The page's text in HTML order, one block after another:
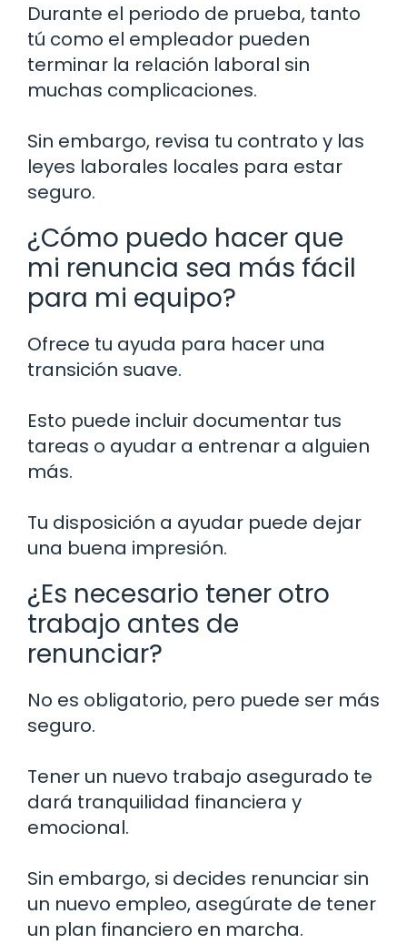
Durante el periodo de prueba, tanto
tú como el empleador pueden
terminar la relación laboral sin
muchas complicaciones.
Sin embargo, revisa tu contrato y las
leyes laborales locales para estar
seguro.
¿Cómo puedo hacer que
mi renuncia sea más fácil
para mi equipo?
Ofrece tu ayuda para hacer una
transición suave.
Esto puede incluir documentar tus
tareas o ayudar a entrenar a alguien
más.
Tu disposición a ayudar puede dejar
una buena impresión.
¿Es necesario tener otro
trabajo antes de
renunciar?
No es obligatorio, pero puede ser más
seguro.
Tener un nuevo trabajo asegurado te
dará tranquilidad financiera y
emocional.
Sin embargo, si decides renunciar sin
un nuevo empleo, asegúrate de tener
un plan financiero en marcha.